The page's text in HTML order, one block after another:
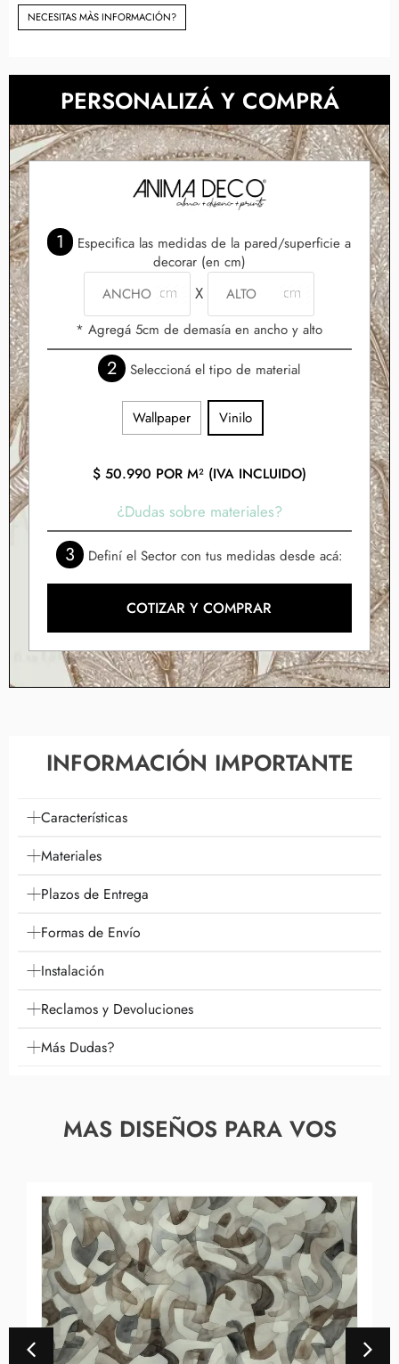
NECESITAS MÀS INFORMACIÓN?
PERSONALIZÁ Y COMPRÁ
1
Especifica las medidas de la pared/superficie a
decorar (en cm)
X
* Agregá 5cm de demasía en ancho y alto
2 Seleccioná el tipo de material
Wallpaper Vinilo
$50.990 POR M² (IVA INCLUIDO)
¿Dudas sobre materiales?
3 Definí el Sector con tus medidas desde acá:
COTIZAR Y COMPRAR
INFORMACIÓN IMPORTANTE
Características
Materiales
Plazos de Entrega
Formas de Envío
Instalación
Reclamos y Devoluciones
Más Dudas?
MAS DISEÑOS PARA VOS